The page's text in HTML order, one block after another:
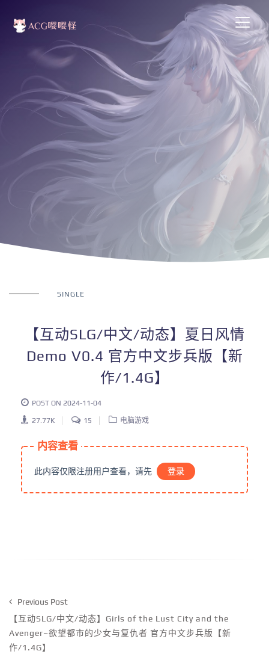
SINGLE
【互动SLG/中文/动态】夏日风情
Demo V0.4 官方中文步兵版【新
作/1.4G】
POST ON 2024-11-04
27.77K 15 电脑游戏
内容查看
此内容仅限注册用户查看，请先 登录
Previous Post
【互动SLG/中文/动态】Girls of the Lust City and the
Avenger~欲望都市的少女与复仇者 官方中文步兵版【新
作/1.4G】